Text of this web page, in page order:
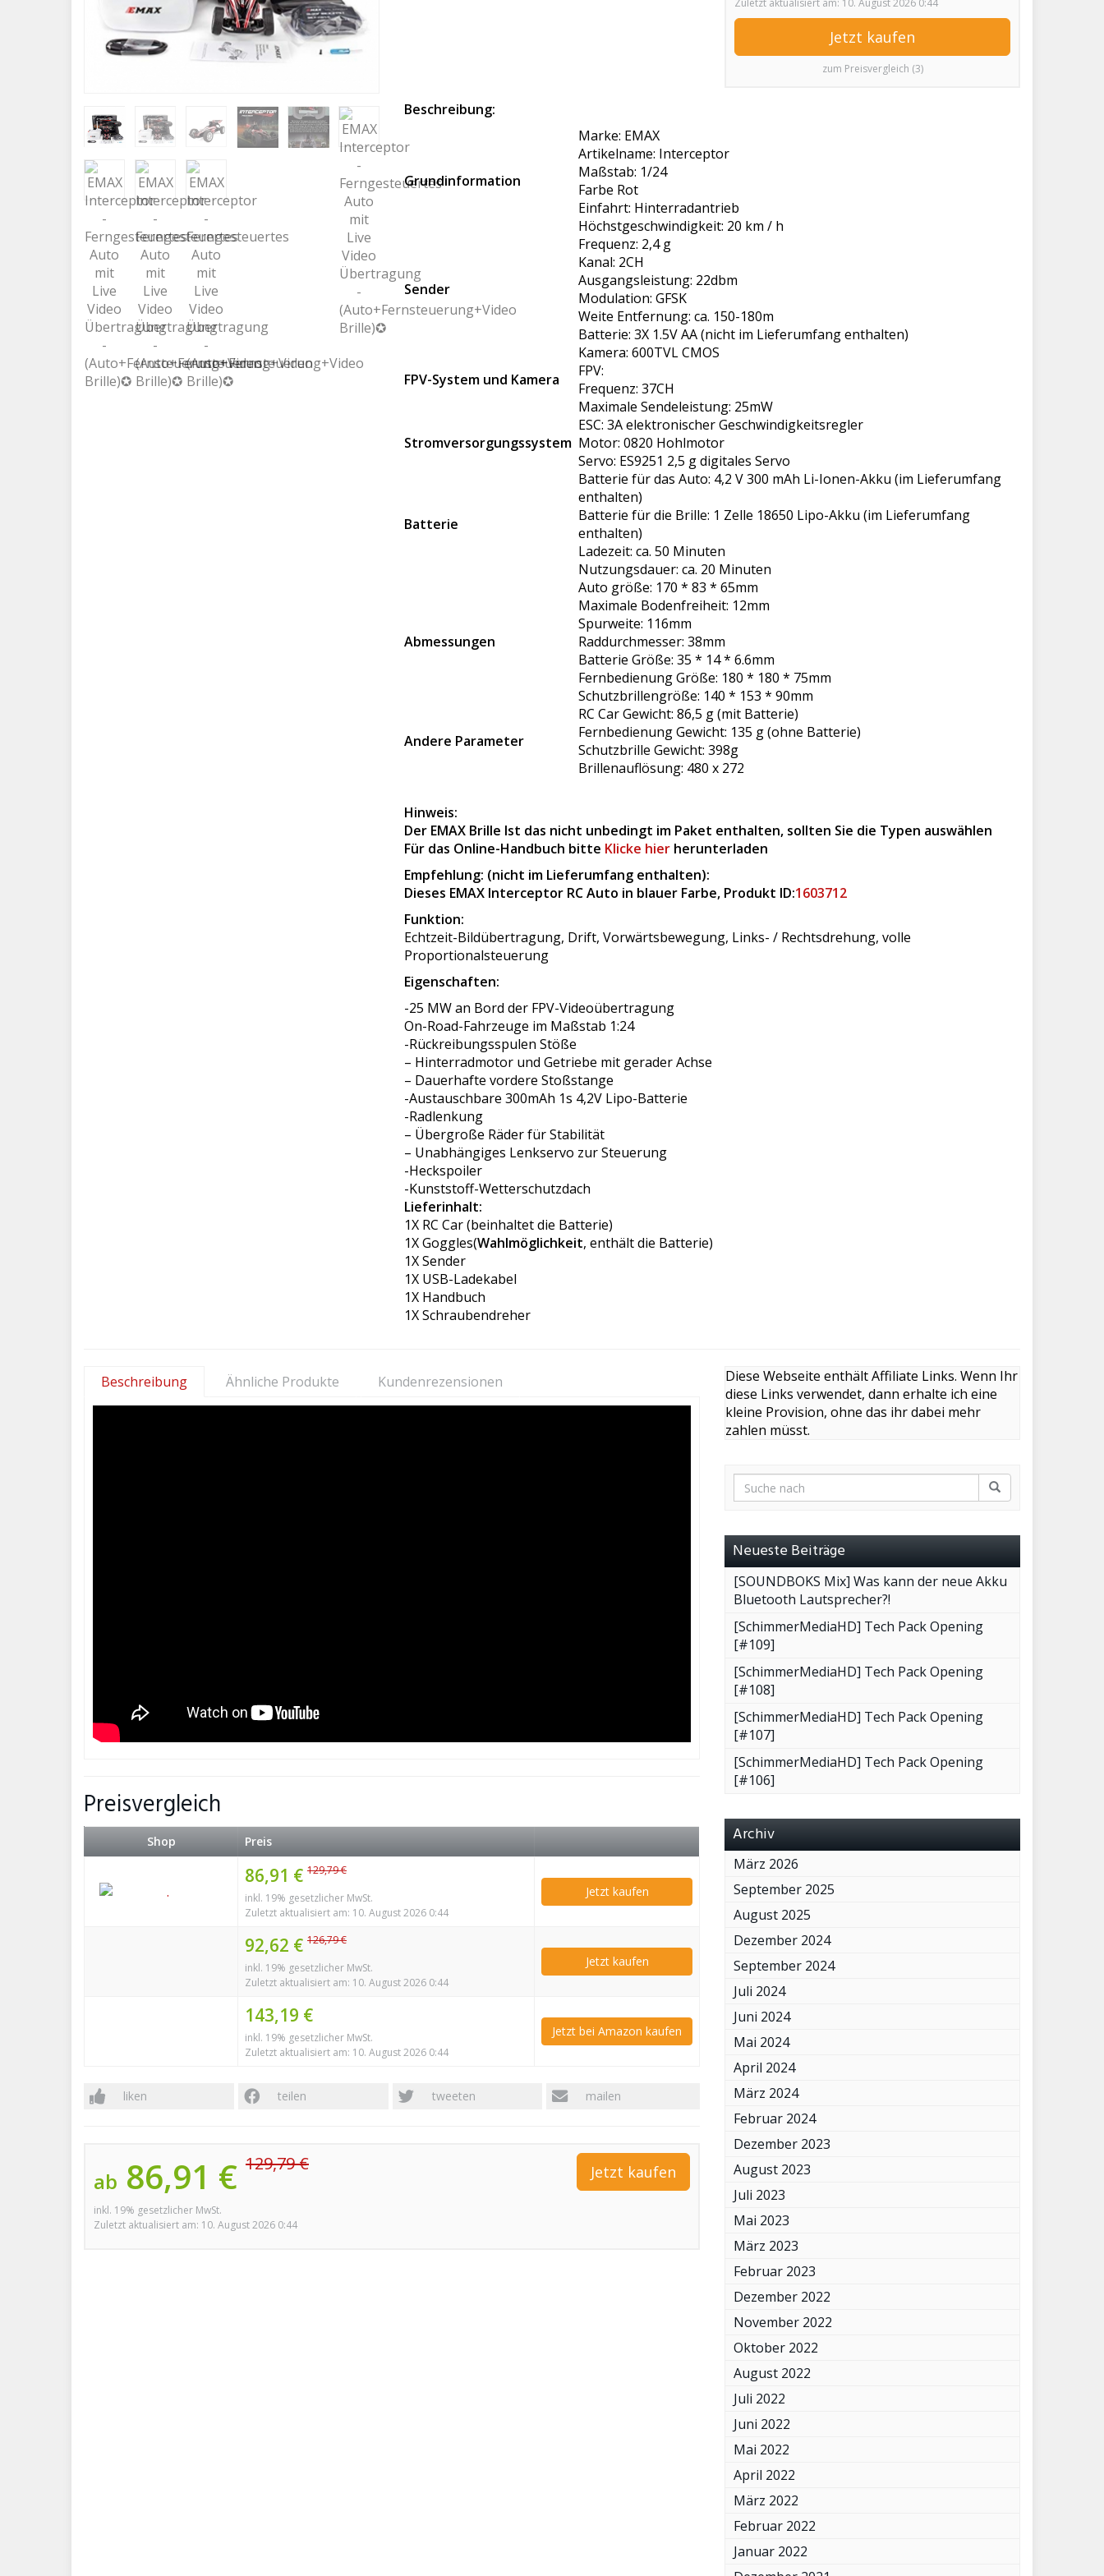
Zuletzt aktualisiert am: 10. August 2026 0:44
Jetzt kaufen
zum Preisvergleich (3)
Beschreibung:
Grundinformation
Marke: EMAX
Artikelname: Interceptor
Maßstab: 1/24
Farbe Rot
Einfahrt: Hinterradantrieb
Höchstgeschwindigkeit: 20 km / h
Sender
Frequenz: 2,4 g
Kanal: 2CH
Ausgangsleistung: 22dbm
Modulation: GFSK
Weite Entfernung: ca. 150-180m
Batterie: 3X 1.5V AA (nicht im Lieferumfang enthalten)
FPV-System und Kamera
Kamera: 600TVL CMOS
FPV:
Frequenz: 37CH
Maximale Sendeleistung: 25mW
Stromversorgungssystem
ESC: 3A elektronischer Geschwindigkeitsregler
Motor: 0820 Hohlmotor
Servo: ES9251 2,5 g digitales Servo
Batterie
Batterie für das Auto: 4,2 V 300 mAh Li-Ionen-Akku (im Lieferumfang
enthalten)
Batterie für die Brille: 1 Zelle 18650 Lipo-Akku (im Lieferumfang
enthalten)
Ladezeit: ca. 50 Minuten
Nutzungsdauer: ca. 20 Minuten
Abmessungen
Auto größe: 170 * 83 * 65mm
Maximale Bodenfreiheit: 12mm
Spurweite: 116mm
Raddurchmesser: 38mm
Batterie Größe: 35 * 14 * 6.6mm
Fernbedienung Größe: 180 * 180 * 75mm
Schutzbrillengröße: 140 * 153 * 90mm
Andere Parameter
RC Car Gewicht: 86,5 g (mit Batterie)
Fernbedienung Gewicht: 135 g (ohne Batterie)
Schutzbrille Gewicht: 398g
Brillenauflösung: 480 x 272
Hinweis:
Der EMAX Brille Ist das nicht unbedingt im Paket enthalten, sollten Sie die Typen auswählen
Für das Online-Handbuch bitte Klicke hier herunterladen
Empfehlung: (nicht im Lieferumfang enthalten):
Dieses EMAX Interceptor RC Auto in blauer Farbe, Produkt ID:1603712
Funktion:
Echtzeit-Bildübertragung, Drift, Vorwärtsbewegung, Links- / Rechtsdrehung, volle
Proportionalsteuerung
Eigenschaften:
-25 MW an Bord der FPV-Videoübertragung
On-Road-Fahrzeuge im Maßstab 1:24
-Rückreibungsspulen Stöße
– Hinterradmotor und Getriebe mit gerader Achse
– Dauerhafte vordere Stoßstange
-Austauschbare 300mAh 1s 4,2V Lipo-Batterie
-Radlenkung
– Übergroße Räder für Stabilität
– Unabhängiges Lenkservo zur Steuerung
-Heckspoiler
-Kunststoff-Wetterschutzdach
Lieferinhalt:
1X RC Car (beinhaltet die Batterie)
1X Goggles(Wahlmöglichkeit, enthält die Batterie)
1X Sender
1X USB-Ladekabel
1X Handbuch
1X Schraubendreher
Beschreibung Ähnliche Produkte Kundenrezensionen
Preisvergleich
Shop Preis
86,91 € 129,79 €
inkl. 19% gesetzlicher MwSt.
Zuletzt aktualisiert am: 10. August 2026 0:44
Jetzt kaufen
92,62 € 126,79 €
inkl. 19% gesetzlicher MwSt.
Zuletzt aktualisiert am: 10. August 2026 0:44
Jetzt kaufen
143,19 €
inkl. 19% gesetzlicher MwSt.
Zuletzt aktualisiert am: 10. August 2026 0:44
Jetzt bei Amazon kaufen
liken teilen tweeten mailen
ab 86,91 € 129,79 €
inkl. 19% gesetzlicher MwSt.
Zuletzt aktualisiert am: 10. August 2026 0:44
Jetzt kaufen
Diese Webseite enthält Affiliate Links. Wenn Ihr
diese Links verwendet, dann erhalte ich eine
kleine Provision, ohne das ihr dabei mehr
zahlen müsst.
Neueste Beiträge
[SOUNDBOKS Mix] Was kann der neue Akku
Bluetooth Lautsprecher?!
[SchimmerMediaHD] Tech Pack Opening
[#109]
[SchimmerMediaHD] Tech Pack Opening
[#108]
[SchimmerMediaHD] Tech Pack Opening
[#107]
[SchimmerMediaHD] Tech Pack Opening
[#106]
Archiv
März 2026
September 2025
August 2025
Dezember 2024
September 2024
Juli 2024
Juni 2024
Mai 2024
April 2024
März 2024
Februar 2024
Dezember 2023
August 2023
Juli 2023
Mai 2023
März 2023
Februar 2023
Dezember 2022
November 2022
Oktober 2022
August 2022
Juli 2022
Juni 2022
Mai 2022
April 2022
März 2022
Februar 2022
Januar 2022